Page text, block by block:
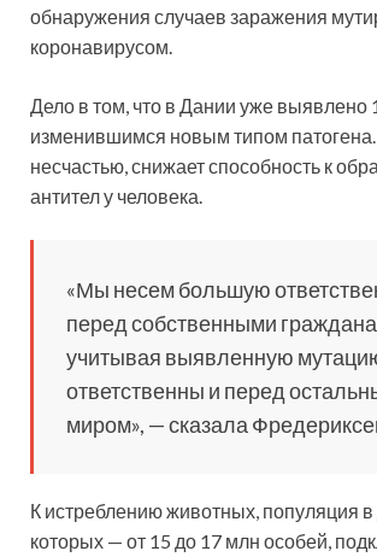
обнаружения случаев заражения
коронавирусом.
Дело в том, что в Дании уже выявлено
изменившимся новым типом патогена.
несчастью, снижает способность к
антител у человека.
«Мы несем большую
перед собственными
учитывая выявленную
ответственны и перед
миром», — сказала
К истреблению животных, популяция
которых — от 15 до 17 млн особей,